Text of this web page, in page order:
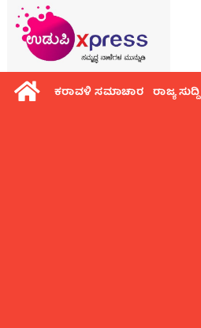
ಕರಾವಳಿ ಸಮಾಚಾರ ರಾಜ್ಯ ಸುದ್ದಿ